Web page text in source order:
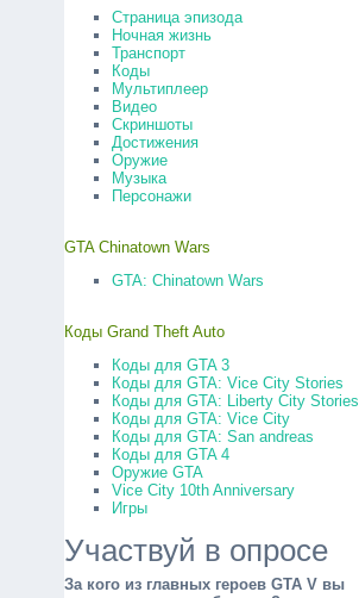
Страница эпизода
Ночная жизнь
Транспорт
Коды
Мультиплеер
Видео
Скриншоты
Достижения
Оружие
Музыка
Персонажи
GTA Chinatown Wars
GTA: Chinatown Wars
Коды Grand Theft Auto
Коды для GTA 3
Коды для GTA: Vice City Stories
Коды для GTA: Liberty City Stories
Коды для GTA: Vice City
Коды для GTA: San andreas
Коды для GTA 4
Оружие GTA
Vice City 10th Anniversary
Игры
Участвуй в опросе
За кого из главных героев GTA V вы